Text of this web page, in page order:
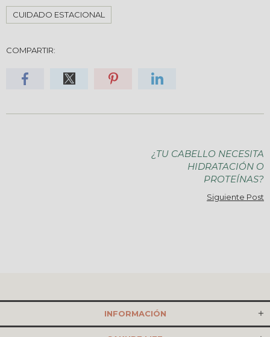
CUIDADO ESTACIONAL
COMPARTIR:
¿TU CABELLO NECESITA
HIDRATACIÓN O
PROTEÍNAS?
Siguiente Post
INFORMACIÓN